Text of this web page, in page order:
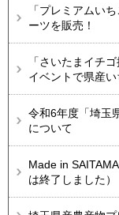
「プレミアムい
ーツを販売！
「さいたまイチ
イベントで県産い
令和6年度「埼玉
について
Made in
は終了しました）